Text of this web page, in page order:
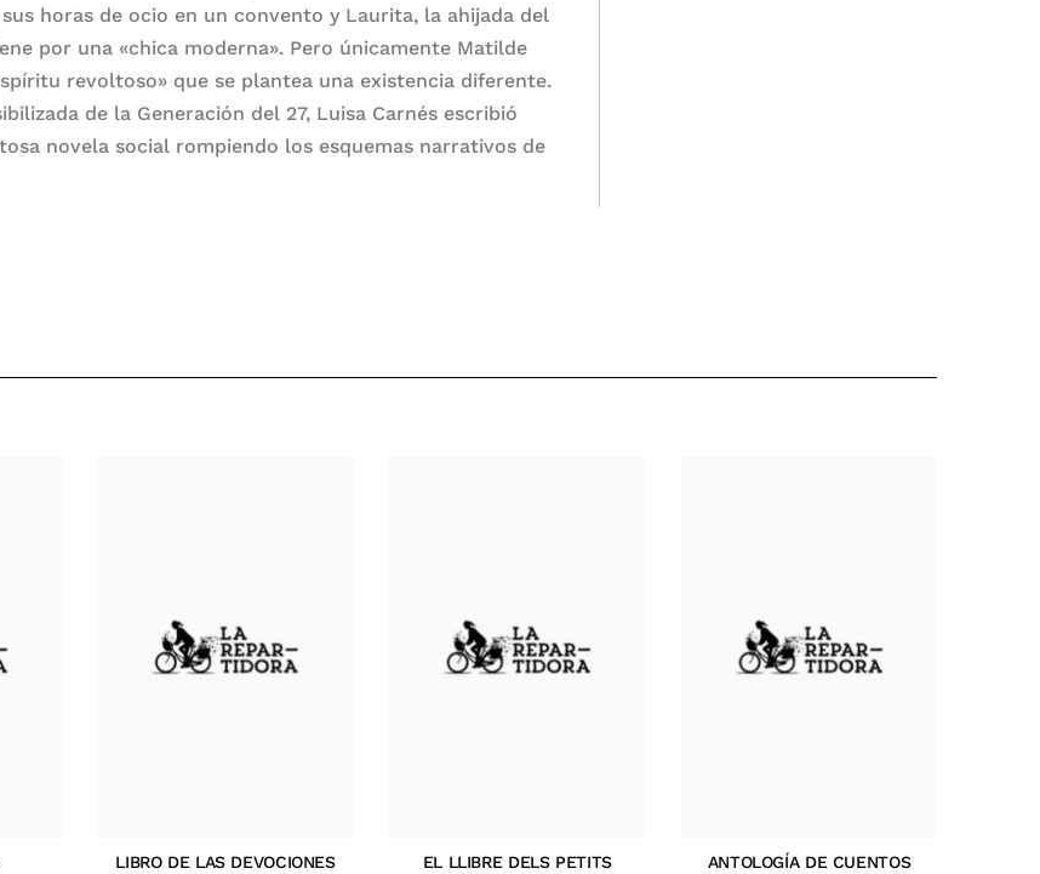
sus horas de ocio en un convento y Laurita, la ahijada del
por una «chica moderna». Pero únicamente Matilde
revoltoso» que se plantea una existencia diferente.
de la Generación del 27, Luisa Carnés escribió
novela social rompiendo los esquemas narrativos de
LIBRO DE LAS DEVOCIONES
EL LLIBRE DELS PETITS
ANTOLOGÍA DE CUENTOS